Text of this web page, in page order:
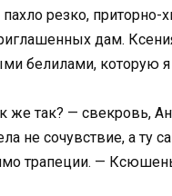
резко, приторно-
дам.
белилами, которую
же так? — свекровь,
не сочувствие, а ту
трапеции. —